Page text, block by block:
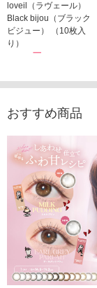
loveil（ラヴェール）
Black bijou（ブラック
ビジュー） （10枚入
り）
1,760円
おすすめ商品